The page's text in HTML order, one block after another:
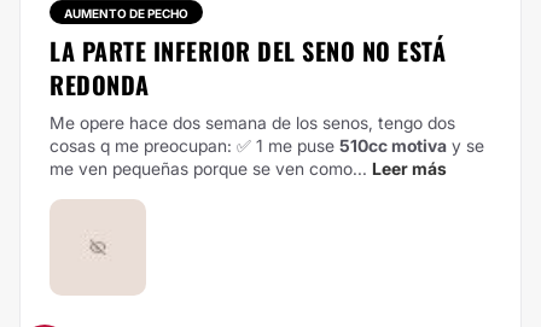
AUMENTO DE PECHO
LA PARTE INFERIOR DEL SENO NO ESTÁ
REDONDA
Me opere hace dos semana de los senos, tengo dos
cosas q me preocupan: ✅ 1 me puse 510cc motiva y se
me ven pequeñas porque se ven como... Leer más